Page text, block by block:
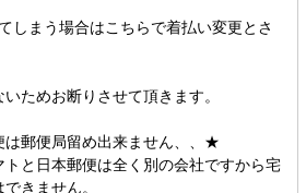
しまう場合はこちらで着払い変更とさ
ためお断りさせて頂きます。
郵便局留め出来ません、、★
と日本郵便は全く別の会社ですから宅
きません。